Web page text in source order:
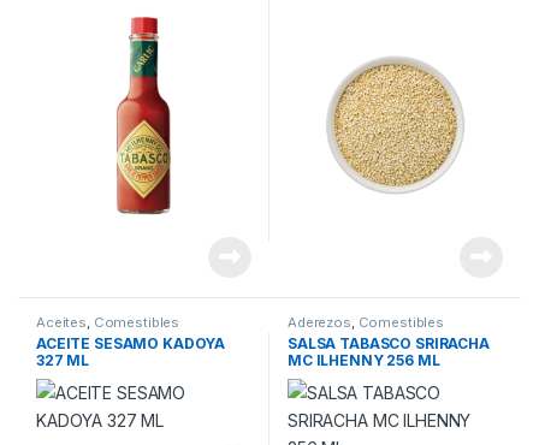
Aceites Comestibles
ACEITE SESAMO KADOYA
327 ML
Aderezos Comestibles
SALSA TABASCO SRIRACHA
MC ILHENNY 256 ML